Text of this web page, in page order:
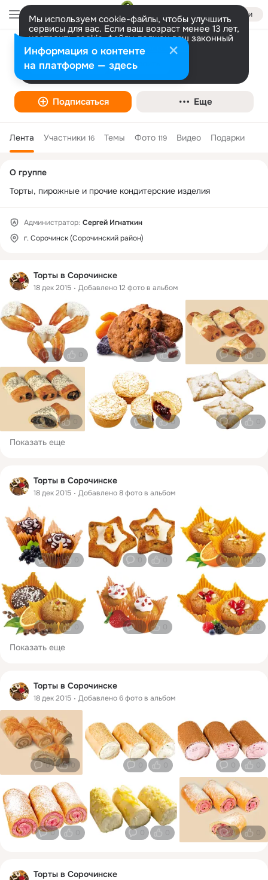
Войти
Мы используем cookie-файлы, чтобы улучшить
сервисы для вас. Если ваш возраст менее 13 лет,
настроить cookie-файлы должен ваш законный
представитель. Больше информации
Разрешить все Настроить
Торты в Сорочинске
Товары и магазины
Подписаться Еще
Лента Участники 16 Темы Фото 119 Видео Подарки
Торты в Сорочинске
18 дек 2015 Добавлено 12 фото в альбом
0 0 0 0
0 0 0 0
Показать еще
Торты в Сорочинске
18 дек 2015 Добавлено 8 фото в альбом
0 0
0 0
Показать еще
Торты в Сорочинске
18 дек 2015 Добавлено 6 фото в альбом
0 0
0 0
Торты в Сорочинске
колонка
О группе
Торты, пирожные и прочие кондитерские изделия
Администратор: Сергей Игнаткин
г. Сорочинск (Сорочинский район)
Информация о контенте
на платформе — здесь